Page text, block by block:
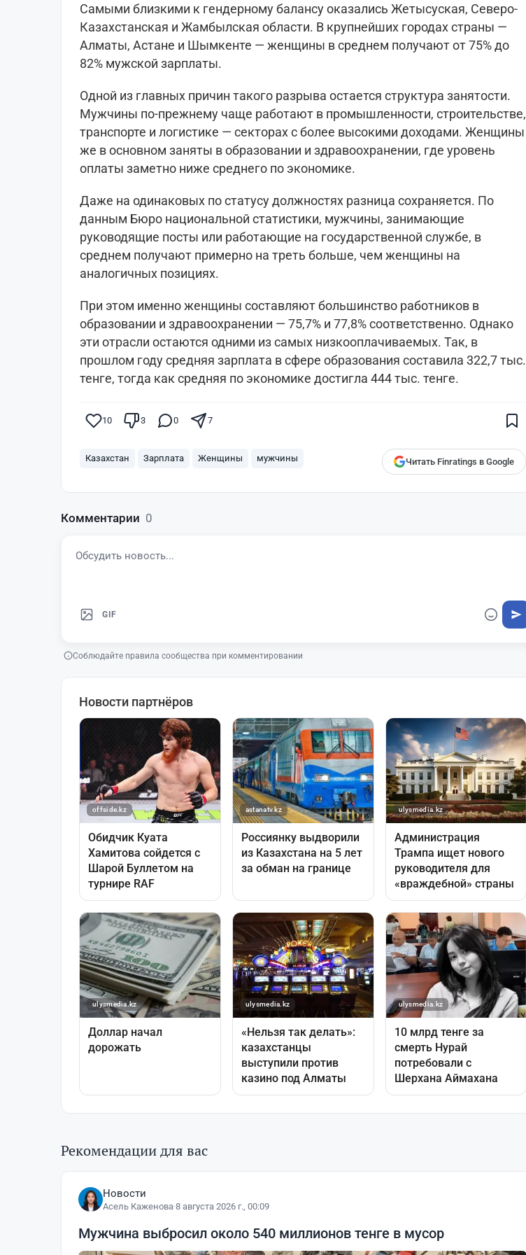
Самыми близкими к гендерному балансу оказались Жетысуская, Северо-
Казахстанская и Жамбылская области. В крупнейших городах страны —
Алматы, Астане и Шымкенте — женщины в среднем получают от 75% до
82% мужской зарплаты.
Одной из главных причин такого разрыва остается структура занятости.
Мужчины по-прежнему чаще работают в промышленности, строительстве,
транспорте и логистике — секторах с более высокими доходами. Женщины
же в основном заняты в образовании и здравоохранении, где уровень
оплаты заметно ниже среднего по экономике.
Даже на одинаковых по статусу должностях разница сохраняется. По
данным Бюро национальной статистики, мужчины, занимающие
руководящие посты или работающие на государственной службе, в
среднем получают примерно на треть больше, чем женщины на
аналогичных позициях.
При этом именно женщины составляют большинство работников в
образовании и здравоохранении — 75,7% и 77,8% соответственно. Однако
эти отрасли остаются одними из самых низкооплачиваемых. Так, в
прошлом году средняя зарплата в сфере образования составила 322,7 тыс.
тенге, тогда как средняя по экономике достигла 444 тыс. тенге.
10 3 0 7
Казахстан Зарплата Женщины мужчины Читать Finratings в Google
Finratings.kz — и наши материалы
Комментарии 0
GIF
Соблюдайте правила сообщества при комментировании
Рекомендации для вас
Новости
Асель Каженова·8 августа 2026 г., 00:09
Мужчина выбросил около 540 миллионов тенге в мусор